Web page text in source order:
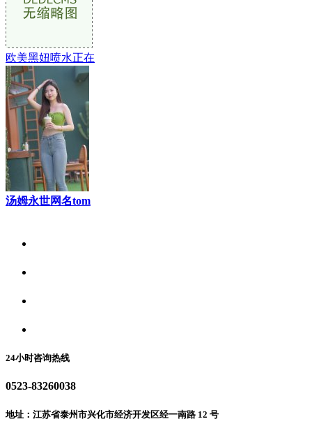
欧美黑妞喷水正在
汤姆永世网名tom
24小时咨询热线
0523-83260038
地址：江苏省泰州市兴化市经济开发区经一南路 12 号